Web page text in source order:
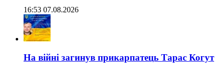
16:53 07.08.2026
На війні загинув прикарпатець Тарас Когут